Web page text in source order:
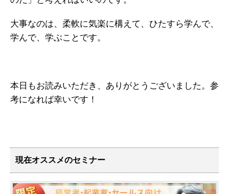
大事なのは、柔軟に気楽に構えて、ひたすら学んで、
学んで、学ぶことです。
本日もお読みいただき、ありがとうございました。参
考になれば幸いです！
現在オススメのセミナー